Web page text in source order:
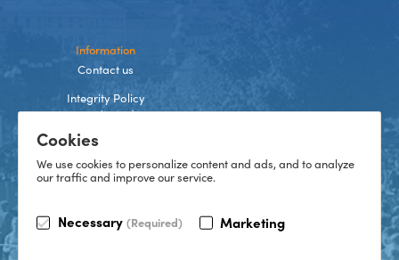
Cookies
We use cookies to personalize content and ads, and to analyze
our traffic and improve our service.
Necessary (Required) Marketing
Information
Contact us
Integrity Policy
Terms and Conditions